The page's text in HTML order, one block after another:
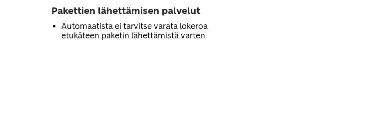
Pakettien lähettämisen palvelut
Automaatista ei tarvitse varata lokeroa
etukäteen paketin lähettämistä varten